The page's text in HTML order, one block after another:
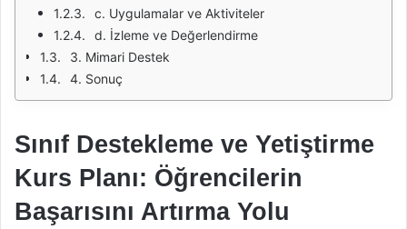
c. Uygulamalar ve Aktiviteler
d. İzleme ve Değerlendirme
3. Mimari Destek
4. Sonuç
Sınıf Destekleme ve Yetiştirme
Kurs Planı: Öğrencilerin
Başarısını Artırma Yolu